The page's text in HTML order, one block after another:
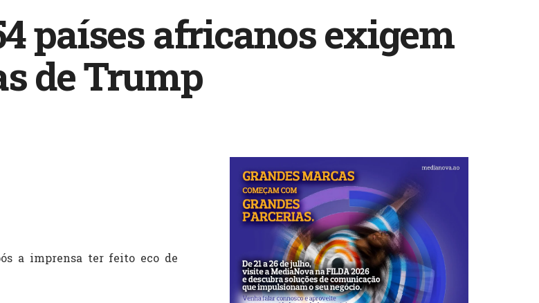
países africanos exigem
de Trump
a imprensa ter feito eco de